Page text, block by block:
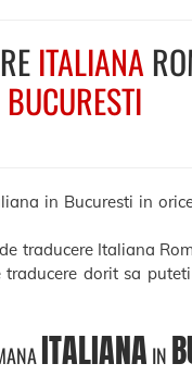
ITALIANA
BUCURESTI
in Bucuresti in
traducere Italiana
dorit sa
ITALIANA IN